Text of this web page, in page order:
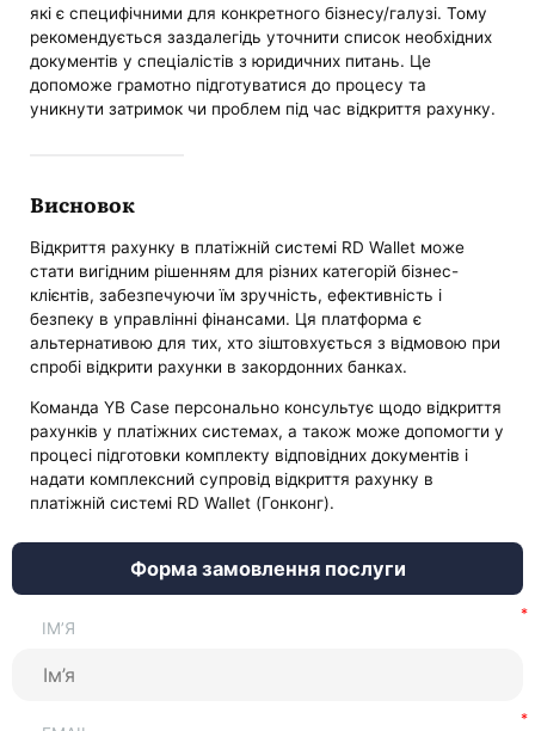
які є специфічними для конкретного бізнесу/галузі. Тому
рекомендується заздалегідь уточнити список необхідних
документів у спеціалістів з юридичних питань. Це
допоможе грамотно підготуватися до процесу та
уникнути затримок чи проблем під час відкриття рахунку.
Висновок
Відкриття рахунку в платіжній системі RD Wallet може
стати вигідним рішенням для різних категорій бізнес-
клієнтів, забезпечуючи їм зручність, ефективність і
безпеку в управлінні фінансами. Ця платформа є
альтернативою для тих, хто зіштовхується з відмовою при
спробі відкрити рахунки в закордонних банках.
Команда YB Case персонально консультує щодо відкриття
рахунків у платіжних системах, а також може допомогти у
процесі підготовки комплекту відповідних документів і
надати комплексний супровід відкриття рахунку в
платіжній системі RD Wallet (Гонконг).
Форма замовлення послуги
ІМ’Я